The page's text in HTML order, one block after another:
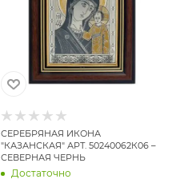
СЕРЕБРЯНАЯ ИКОНА
"КАЗАНСКАЯ" АРТ. 50240062К06 –
СЕВЕРНАЯ ЧЕРНЬ
Достаточно